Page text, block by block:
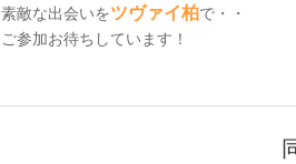
素敵な出会いをツヴァイ柏で・・
ご参加お待ちしています！